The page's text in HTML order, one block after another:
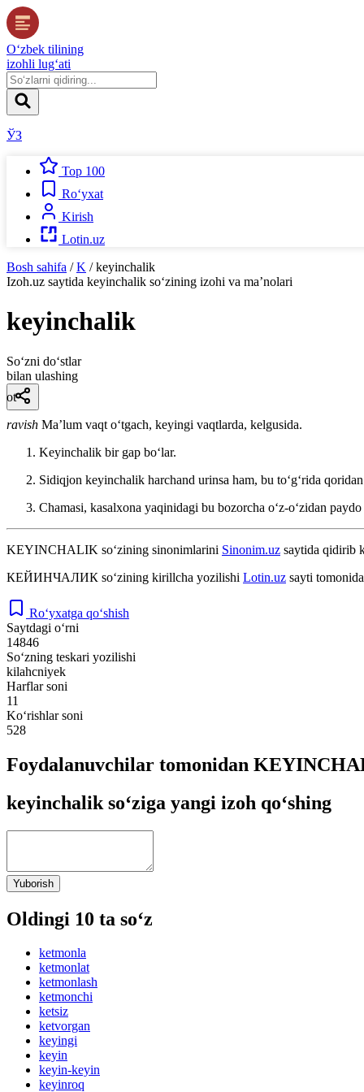
O‘zbek tilining
izohli lug‘ati
ЎЗ
Top 100
Ro‘yxat
Kirish
Lotin.uz
Bosh sahifa / K / keyinchalik
Izoh.uz saytida keyinchalik so‘zining izohi va ma’nolari
keyinchalik
So‘zni do‘stlar
bilan ulashing
ot
ravish Maʼlum vaqt oʻtgach, keyingi vaqtlarda, kelgusida.
Keyinchalik bir gap boʻlar.
Sidiqjon keyinchalik harchand urinsa ham, bu toʻgʻrida
Chamasi, kasalxona yaqinidagi bu bozorcha oʻz-oʻzidan
KEYINCHALIK so‘zining sinonimlarini Sinonim.uz saytida qidirib
КЕЙИНЧАЛИК so‘zining kirillcha yozilishi Lotin.uz sayti
Ro‘yxatga qo‘shish
Saytdagi o‘rni
14846
So‘zning teskari yozilishi
kilahcniyek
Harflar soni
11
Ko‘rishlar soni
528
Foydalanuvchilar tomonidan
keyinchalik so‘ziga yangi izoh qo‘shing
Yuborish
Oldingi 10 ta so‘z
ketmonla
ketmonlat
ketmonlash
ketmonchi
ketsiz
ketvorgan
keyingi
keyin
keyin-keyin
keyinroq